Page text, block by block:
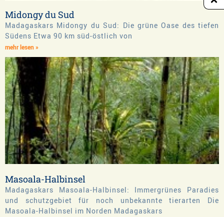
Midongy du Sud
Madagaskars Midongy du Sud: Die grüne Oase des tiefen
Südens Etwa 90 km süd-östlich von
mehr lesen »
Masoala-Halbinsel
Madagaskars Masoala-Halbinsel: Immergrünes Paradies
und schutzgebiet für noch unbekannte tierarten Die
Masoala-Halbinsel im Norden Madagaskars